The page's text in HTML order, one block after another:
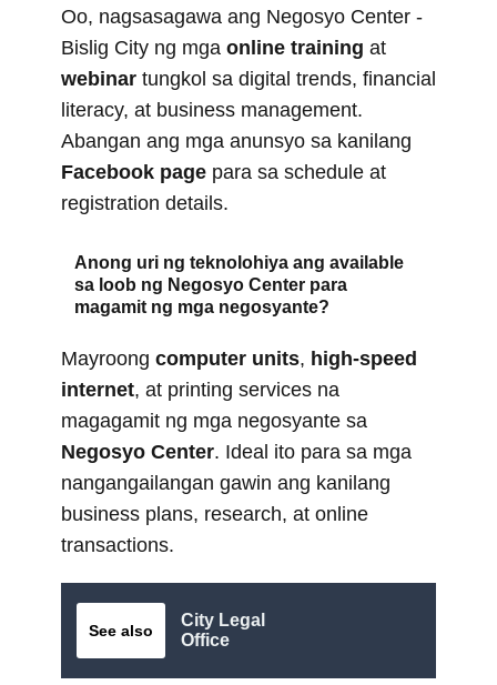
Oo, nagsasagawa ang Negosyo Center -
Bislig City ng mga online training at
webinar tungkol sa digital trends, financial
literacy, at business management.
Abangan ang mga anunsyo sa kanilang
Facebook page para sa schedule at
registration details.
Anong uri ng teknolohiya ang available
sa loob ng Negosyo Center para
magamit ng mga negosyante?
Mayroong computer units, high-speed
internet, at printing services na
magagamit ng mga negosyante sa
Negosyo Center. Ideal ito para sa mga
nangangailangan gawin ang kanilang
business plans, research, at online
transactions.
See also
City Legal
Office